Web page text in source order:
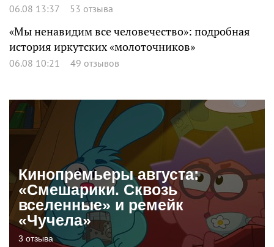
06.08 13:37 53 отзыва
«Мы ненавидим все человечество»: подробная
история иркутских «молоточников»
06.08 10:21 49 отзывов
Кинопремьеры августа:
«Смешарики. Сквозь
вселенные» и ремейк
«Чучела»
3 отзыва